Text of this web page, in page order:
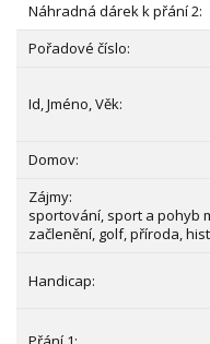
sportování, sport a pohyb
začlenění, golf, příroda,